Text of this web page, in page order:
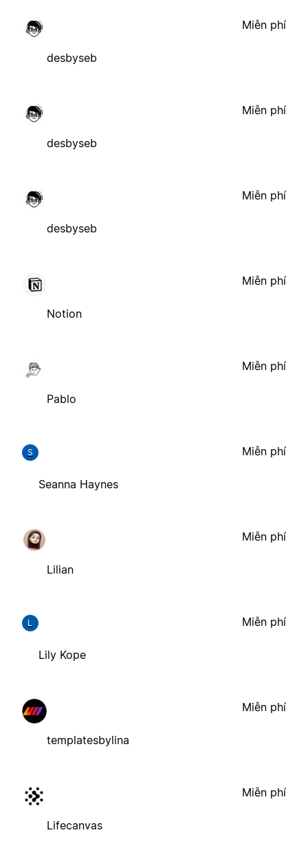
desbyseb
Miễn phí
desbyseb
Miễn phí
desbyseb
Miễn phí
Notion
Miễn phí
Pablo
Miễn phí
S
Seanna Haynes
Miễn phí
Lilian
Miễn phí
L
Lily Kope
Miễn phí
templatesbylina
Miễn phí
Lifecanvas
Miễn phí